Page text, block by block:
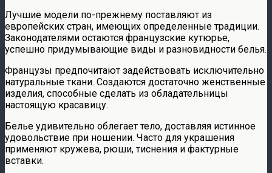
Лучшие модели по-прежнему поставляют из
европейских стран, имеющих определенные традиции.
Законодателями остаются французские кутюрье,
успешно придумывающие виды и разновидности белья.
Французы предпочитают задействовать исключительно
натуральные ткани. Создаются достаточно женственные
изделия, способные сделать из обладательницы
настоящую красавицу.
Белье удивительно облегает тело, доставляя истинное
удовольствие при ношении. Часто для украшения
применяют кружева, рюши, тиснения и фактурные
вставки.